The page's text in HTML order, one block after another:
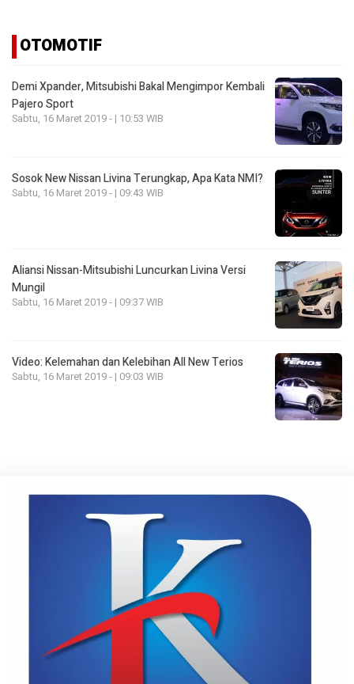
OTOMOTIF
Demi Xpander, Mitsubishi Bakal Mengimpor Kembali
Pajero Sport
Sabtu, 16 Maret 2019 - | 10:53 WIB
Sosok New Nissan Livina Terungkap, Apa Kata NMI?
Sabtu, 16 Maret 2019 - | 09:43 WIB
Aliansi Nissan-Mitsubishi Luncurkan Livina Versi
Mungil
Sabtu, 16 Maret 2019 - | 09:37 WIB
Video: Kelemahan dan Kelebihan All New Terios
Sabtu, 16 Maret 2019 - | 09:03 WIB